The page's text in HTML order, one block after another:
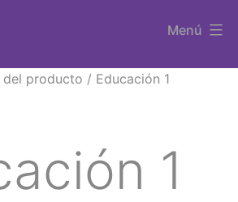
Menú
producto / Educación 1
1